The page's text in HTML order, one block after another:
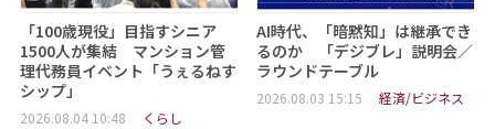
「100歳現役」目指すシニア
1500人が集結 マンション管
理代務員イベント「うぇるねす
シップ」
2026.08.04 10:48 くらし
AI時代、「暗黙知」は継承でき
るのか 「デジブレ」説明会／
ラウンドテーブル
2026.08.03 15:15 経済/ビジネス